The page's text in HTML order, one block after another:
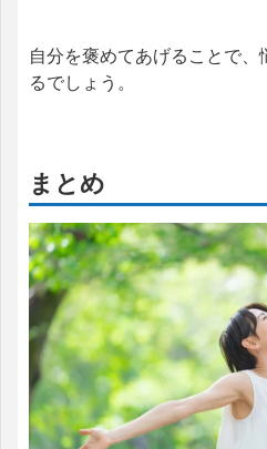
自分を褒めてあげることで、
るでしょう。
まとめ